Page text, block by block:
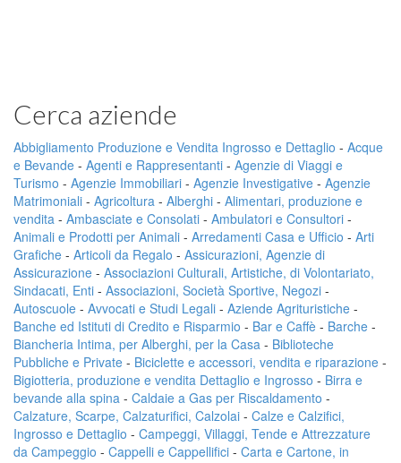
Cerca aziende
Abbigliamento Produzione e Vendita Ingrosso e Dettaglio - Acque
e Bevande - Agenti e Rappresentanti - Agenzie di Viaggi e
Turismo - Agenzie Immobiliari - Agenzie Investigative - Agenzie
Matrimoniali - Agricoltura - Alberghi - Alimentari, produzione e
vendita - Ambasciate e Consolati - Ambulatori e Consultori -
Animali e Prodotti per Animali - Arredamenti Casa e Ufficio - Arti
Grafiche - Articoli da Regalo - Assicurazioni, Agenzie di
Assicurazione - Associazioni Culturali, Artistiche, di Volontariato,
Sindacati, Enti - Associazioni, Società Sportive, Negozi -
Autoscuole - Avvocati e Studi Legali - Aziende Agrituristiche -
Banche ed Istituti di Credito e Risparmio - Bar e Caffè - Barche -
Biancheria Intima, per Alberghi, per la Casa - Biblioteche
Pubbliche e Private - Biciclette e accessori, vendita e riparazione -
Bigiotteria, produzione e vendita Dettaglio e Ingrosso - Birra e
bevande alla spina - Caldaie a Gas per Riscaldamento -
Calzature, Scarpe, Calzaturifici, Calzolai - Calze e Calzifici,
Ingrosso e Dettaglio - Campeggi, Villaggi, Tende e Attrezzature
da Campeggio - Cappelli e Cappellifici - Carta e Cartone, in